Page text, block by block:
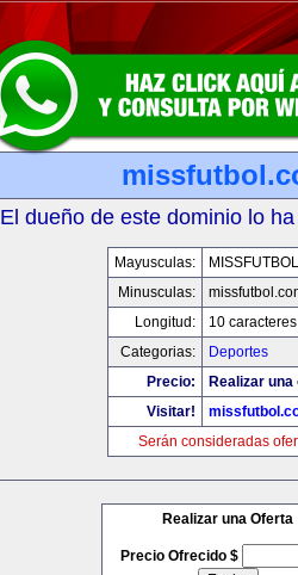
El dueño de este dominio lo
Mayusculas:
Minusculas:
Longitud:
10 caracteres
Categorias:
Deportes
Precio:
Realizar
Visitar!
Serán consideradas
Realizar una Oferta
Precio Ofrecido $